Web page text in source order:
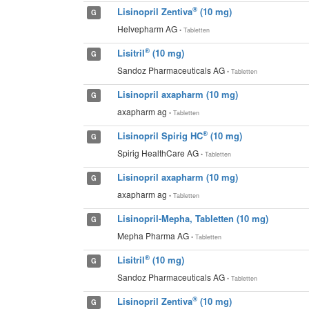
G Lisinopril Zentiva® (10 mg)
Helvepharm AG • Tabletten
G Lisitril® (10 mg)
Sandoz Pharmaceuticals AG • Tabletten
G Lisinopril axapharm (10 mg)
axapharm ag • Tabletten
G Lisinopril Spirig HC® (10 mg)
Spirig HealthCare AG • Tabletten
G Lisinopril axapharm (10 mg)
axapharm ag • Tabletten
G Lisinopril-Mepha, Tabletten (10 mg)
Mepha Pharma AG • Tabletten
G Lisitril® (10 mg)
Sandoz Pharmaceuticals AG • Tabletten
G Lisinopril Zentiva® (10 mg)